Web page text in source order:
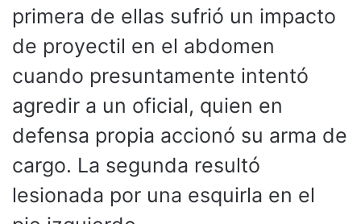
primera de ellas sufrió un impacto
de proyectil en el abdomen
cuando presuntamente intentó
agredir a un oficial, quien en
defensa propia accionó su arma de
cargo. La segunda resultó
lesionada por una esquirla en el